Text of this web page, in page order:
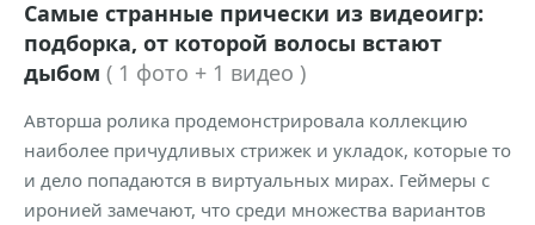
Самые странные прически из видеоигр:
подборка, от которой волосы встают
дыбом ( 1 фото + 1 видео )
Авторша ролика продемонстрировала коллекцию
наиболее причудливых стрижек и укладок, которые то
и дело попадаются в виртуальных мирах. Геймеры с
иронией замечают, что среди множества вариантов